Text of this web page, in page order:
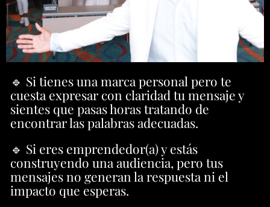
🔹 Si tienes una marca personal pero te
cuesta expresar con claridad tu mensaje y
sientes que pasas horas tratando de
encontrar las palabras adecuadas.
🔹 Si eres emprendedor(a) y estás
construyendo una audiencia, pero tus
mensajes no generan la respuesta ni el
impacto que esperas.